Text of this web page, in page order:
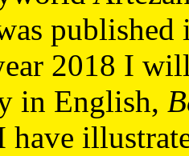
published
2018 I
in English,
have